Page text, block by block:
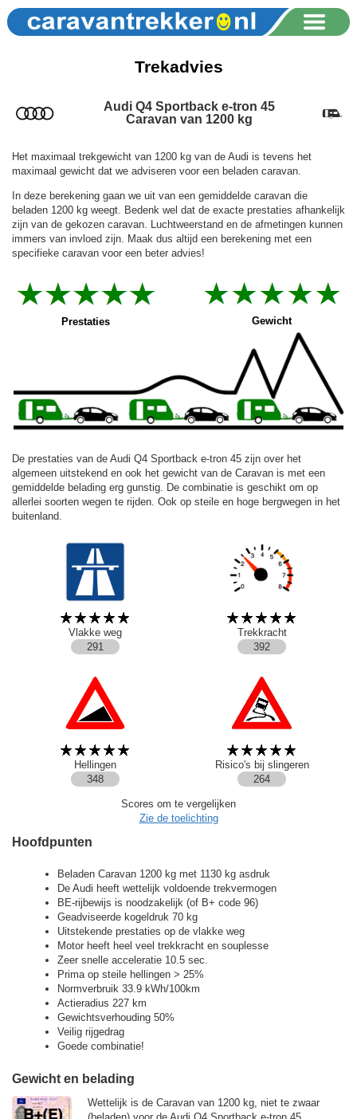
Trekadvies
Audi Q4 Sportback e-tron 45
Caravan van 1200 kg
Het maximaal trekgewicht van 1200 kg van de Audi is tevens het
maximaal gewicht dat we adviseren voor een beladen caravan.
In deze berekening gaan we uit van een gemiddelde caravan die
beladen 1200 kg weegt. Bedenk wel dat de exacte prestaties afhankelijk
zijn van de gekozen caravan. Luchtweerstand en de afmetingen kunnen
immers van invloed zijn. Maak dus altijd een berekening met een
specifieke caravan voor een beter advies!
Prestaties Gewicht
De prestaties van de Audi Q4 Sportback e-tron 45 zijn over het
algemeen uitstekend en ook het gewicht van de Caravan is met een
gemiddelde belading erg gunstig. De combinatie is geschikt om op
allerlei soorten wegen te rijden. Ook op steile en hoge bergwegen in het
buitenland.
Vlakke weg
Trekkracht
291
392
Hellingen
Risico's bij slingeren
348
264
Scores om te vergelijken
Zie de toelichting
Hoofdpunten
Beladen Caravan 1200 kg met 1130 kg asdruk
De Audi heeft wettelijk voldoende trekvermogen
BE-rijbewijs is noodzakelijk (of B+ code 96)
Geadviseerde kogeldruk 70 kg
Uitstekende prestaties op de vlakke weg
Motor heeft heel veel trekkracht en souplesse
Zeer snelle acceleratie 10.5 sec.
Prima op steile hellingen > 25%
Normverbruik 33.9 kWh/100km
Actieradius 227 km
Gewichtsverhouding 50%
Veilig rijgedrag
Goede combinatie!
Gewicht en belading
Wettelijk is de Caravan van 1200 kg, niet te zwaar